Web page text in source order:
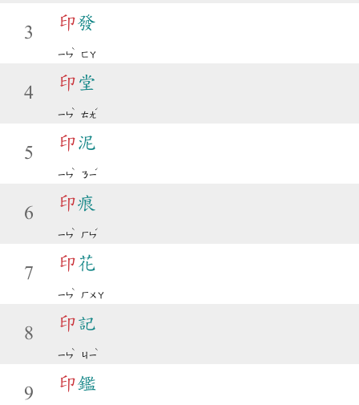
3
印發
ㄧㄣ
ˋ
ㄈㄚ
4
印 堂
ㄧㄣ
ˋ
ㄊㄤ
ˊ
5
印泥
ㄧㄣ
ˋ
ㄋㄧ
ˊ
6
印痕
ㄧㄣ
ˋ
ㄏㄣ
ˊ
7
印花
ㄧㄣ
ˋ
ㄏㄨㄚ
8
印記
ㄧㄣ
ˋ
ㄐㄧ
ˋ
9
印鑑